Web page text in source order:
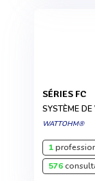
SÉRIES FC
SYSTÈME
WATTOHM®
1
576